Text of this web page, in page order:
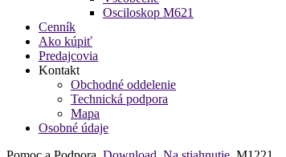
Osciloskop M621
Cenník
Ako kúpiť
Predajcovia
Kontakt
Obchodné oddelenie
Technická podpora
Mapa
Osobné údaje